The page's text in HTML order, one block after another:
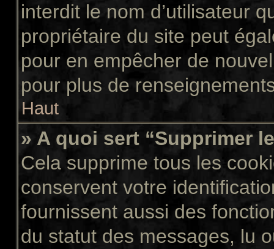
interdit le nom d’utilisateur
propriétaire du site peut
pour en empêcher de
pour plus de
Haut
» A quoi sert “Supprimer
Cela supprime tous les
conservent votre
fournissent aussi des
du statut des messages, lu